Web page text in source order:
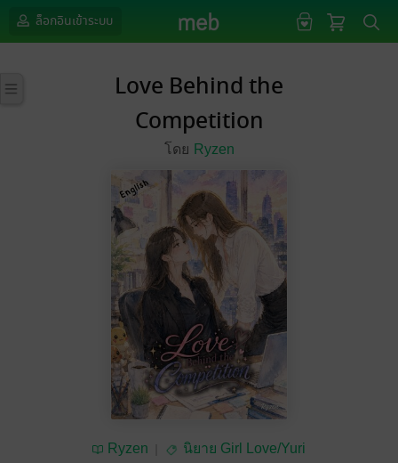
ล็อกอินเข้าระบบ
Love Behind the
Competition
โดย Ryzen
Ryzen นิยาย Girl Love/Yuri